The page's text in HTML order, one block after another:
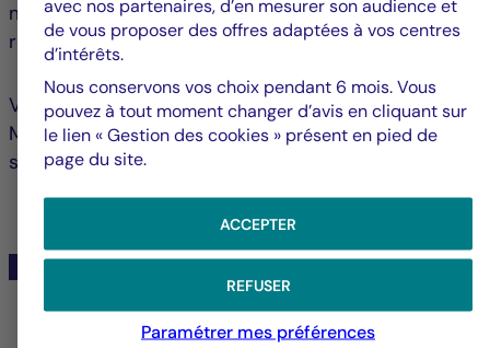
médiateur public compétent pour toutes
réclamations portant sur un instrument financier.
Vous pouvez saisir le Médiateur de l’Autorité des
Marchés Financiers (AMF) dans les conditions
suivantes par écrit :
Autorité des marchés financiers (AMF)
La médiation 17 place de la Bourse
75082, PARIS CEDEX 02
avec nos partenaires, d’en mesurer son audience et
de vous proposer des offres adaptées à vos centres
d’intérêts.
Nous conservons vos choix pendant 6 mois. Vous
pouvez à tout moment changer d’avis en cliquant sur
le lien « Gestion des cookies » présent en pied de
page du site.
ACCEPTER
REFUSER
Paramétrer mes préférences